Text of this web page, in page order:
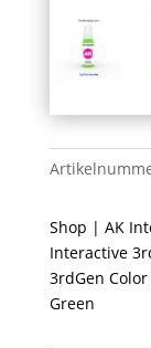
Shop | AK
Interactive
3rdGen
Green